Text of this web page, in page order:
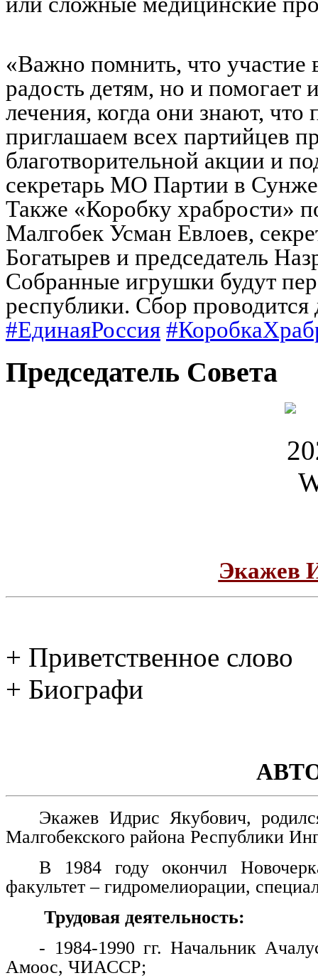
«Важно помнить, что участие
радость детям, но и помогает
лечения, когда они знают,
приглашаем всех партийцев
благотворительной акции и
секретарь МО Партии в
Также «Коробку храбрости»
Малгобек Усман Евлоев,
Богатырев и председатель
Собранные игрушки будут
республики. Сбор проводится
#ЕдинаяРоссия
Председатель Совета
Экажев
+ Приветственное слово
+ Биографи
Экажев Идрис Якубович,
Малгобекского района Республики
В 1984 году окончил
факультет – гидромелиорации,
Трудовая деятельность:
- 1984-1990 гг. Начальник
Амоос, ЧИАССР;